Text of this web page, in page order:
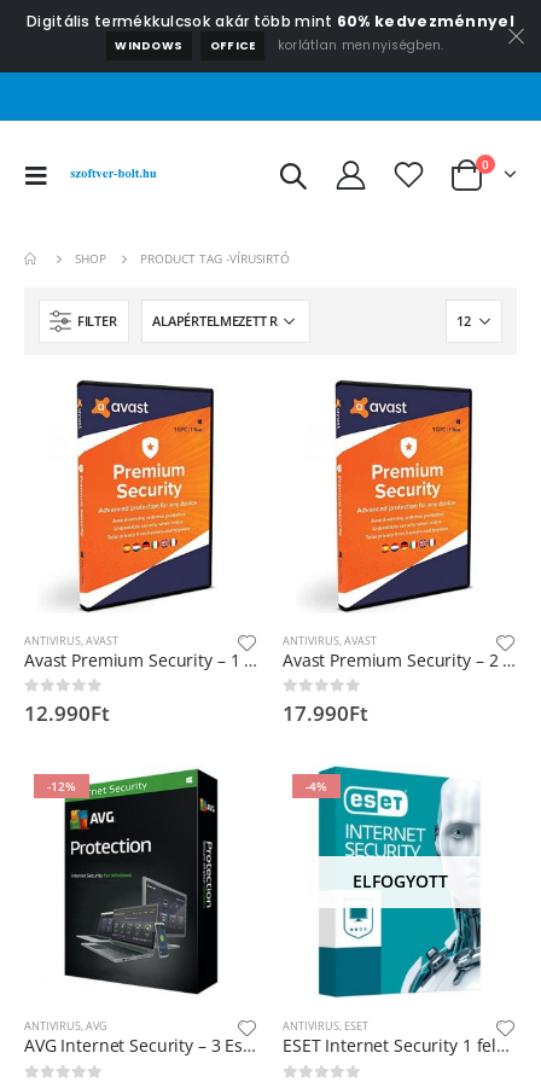
Digitális termékkulcsok akár több mint 60% kedvezménnyel
WINDOWS OFFICE korlátlan mennyiségben.
0
SHOP PRODUCT TAG -VÍRUSIRTÓ
FILTER
ANTIVIRUS,AVAST
Avast Premium Security – 1 évre 10 eszközre
0 out of 5
12.990Ft
ANTIVIRUS,AVAST
Avast Premium Security – 2 évre 10 eszközre
0 out of 5
17.990Ft
-12%
ANTIVIRUS,AVG
AVG Internet Security – 3 Eszköz 1 Év
-4%
ELFOGYOTT
ANTIVIRUS, ESET
ESET Internet Security 1 felhasználó 1 év